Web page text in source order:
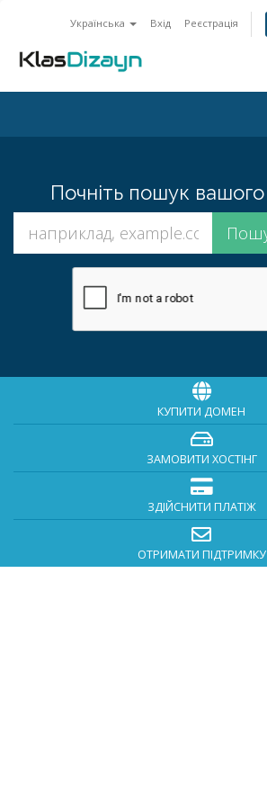
Українська Вхід Реєстрація
Почніть пошук
КУПИТИ ДОМЕН
ЗАМОВИТИ ХОСТІНГ
ЗДІЙСНИТИ ПЛАТІЖ
ОТРИМАТИ ПІДТРИМКУ